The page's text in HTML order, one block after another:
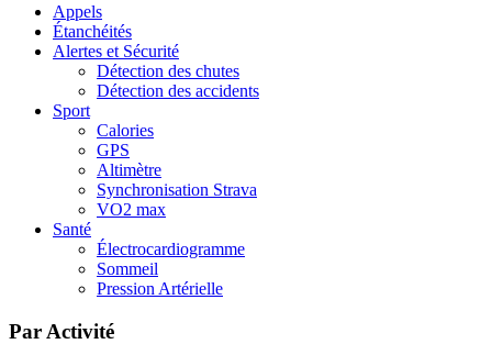
Appels
Étanchéités
Alertes et Sécurité
Détection des chutes
Détection des accidents
Sport
Calories
GPS
Altimètre
Synchronisation Strava
VO2 max
Santé
Électrocardiogramme
Sommeil
Pression Artérielle
Par Activité